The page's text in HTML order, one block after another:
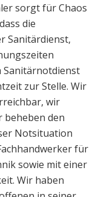
sorgt für Chaos
die
Sanitärdienst,
Sanitärnotdienst
zur Stelle. Wir
wir
beheben den
Notsituation
für
sowie mit einer
Wir haben